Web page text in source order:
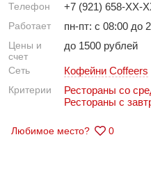
Телефон +7 (921) 658-XX-
Работает пн-пт: с 08:00 до
Цены и
счет
до 1500 рублей
Сеть Кофейни Coffeers
Критерии Рестораны со
Рестораны с
Любимое место? 0